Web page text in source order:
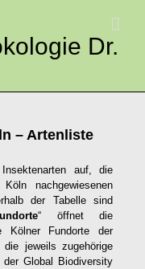
Dr.
– Artenliste
auf, die
nachgewiesenen
der Tabelle sind
“ öffnet die
Kölner Fundorte der
die jeweils zugehörige
Global Biodiversity